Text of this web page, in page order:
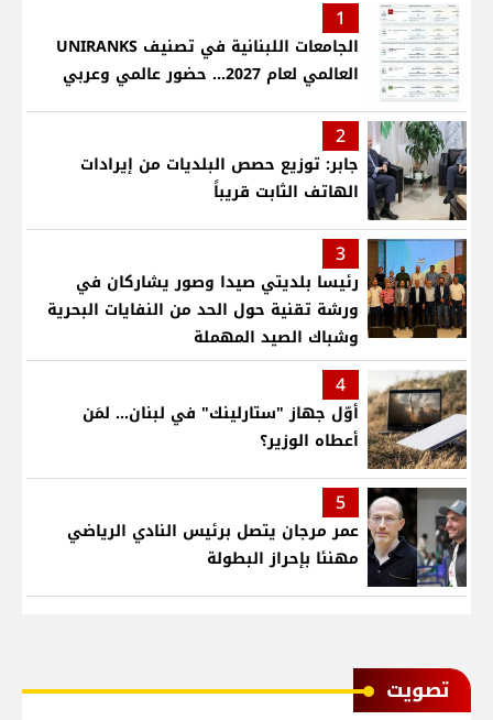
1
الجامعات اللبنانية في تصنيف UNIRANKS
العالمي لعام 2027... حضور عالمي وعربي
2
جابر: توزيع حصص البلديات من إيرادات
الهاتف الثابت قريباً
3
رئيسا بلديتي صيدا وصور يشاركان في
ورشة تقنية حول الحد من النفايات البحرية
وشباك الصيد المهملة
4
أوّل جهاز "ستارلينك" في لبنان... لمَن
أعطاه الوزير؟
5
عمر مرجان يتصل برئيس النادي الرياضي
مهنئا بإحراز البطولة
ﺗﺼﻮﻳﺖ